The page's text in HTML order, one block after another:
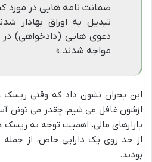
ضمانت نامه هایی در مورد
تبدیل به اوراق بهادار
دعوی هایی (دادخواهی) در
مواجه شدند.»
این بحران نشون داد که وقتی
ازشون غافل می شیم، چقدر می تونن
بازارهای مالی، اهمیت توجه به
از حد روی یک دارایی خاص، از
بودند.